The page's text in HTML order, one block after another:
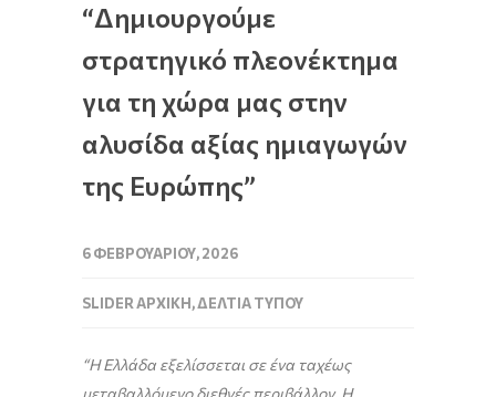
“Δημιουργούμε
στρατηγικό πλεονέκτημα
για τη χώρα μας στην
αλυσίδα αξίας ημιαγωγών
της Ευρώπης”
6 ΦΕΒΡΟΥΑΡΊΟΥ, 2026
SLIDER ΑΡΧΙΚΉ,ΔΕΛΤΊΑ ΤΎΠΟΥ
“Η Ελλάδα εξελίσσεται σε ένα ταχέως
μεταβαλλόμενο διεθνές περιβάλλον. Η